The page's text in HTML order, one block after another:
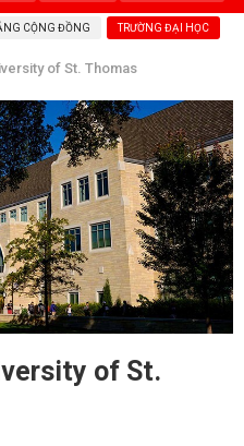
CỘNG ĐỒNG TRƯỜNG ĐẠI HỌC
of St. Thomas
of St.